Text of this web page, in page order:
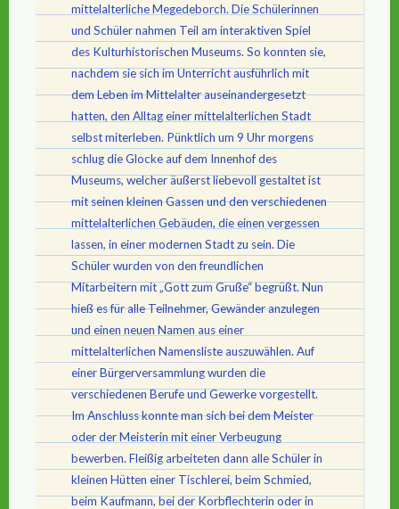
mittelalterliche Megedeborch. Die Schülerinnen
und Schüler nahmen Teil am interaktiven Spiel
des Kulturhistorischen Museums. So konnten sie,
nachdem sie sich im Unterricht ausführlich mit
dem Leben im Mittelalter auseinandergesetzt
hatten, den Alltag einer mittelalterlichen Stadt
selbst miterleben. Pünktlich um 9 Uhr morgens
schlug die Glocke auf dem Innenhof des
Museums, welcher äußerst liebevoll gestaltet ist
mit seinen kleinen Gassen und den verschiedenen
mittelalterlichen Gebäuden, die einen vergessen
lassen, in einer modernen Stadt zu sein. Die
Schüler wurden von den freundlichen
Mitarbeitern mit „Gott zum Gruße“ begrüßt. Nun
hieß es für alle Teilnehmer, Gewänder anzulegen
und einen neuen Namen aus einer
mittelalterlichen Namensliste auszuwählen. Auf
einer Bürgerversammlung wurden die
verschiedenen Berufe und Gewerke vorgestellt.
Im Anschluss konnte man sich bei dem Meister
oder der Meisterin mit einer Verbeugung
bewerben. Fleißig arbeiteten dann alle Schüler in
kleinen Hütten einer Tischlerei, beim Schmied,
beim Kaufmann, bei der Korbflechterin oder in